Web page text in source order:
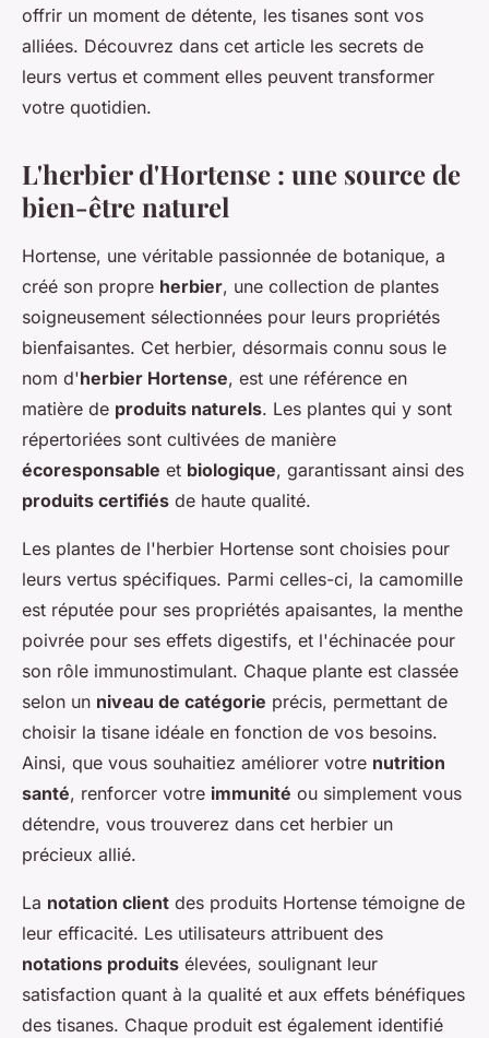
offrir un moment de détente, les tisanes sont vos
alliées. Découvrez dans cet article les secrets de
leurs vertus et comment elles peuvent transformer
votre quotidien.
L'herbier d'Hortense : une source de
bien-être naturel
Hortense, une véritable passionnée de botanique, a
créé son propre herbier, une collection de plantes
soigneusement sélectionnées pour leurs propriétés
bienfaisantes. Cet herbier, désormais connu sous le
nom d'herbier Hortense, est une référence en
matière de produits naturels. Les plantes qui y sont
répertoriées sont cultivées de manière
écoresponsable et biologique, garantissant ainsi des
produits certifiés de haute qualité.
Les plantes de l'herbier Hortense sont choisies pour
leurs vertus spécifiques. Parmi celles-ci, la camomille
est réputée pour ses propriétés apaisantes, la menthe
poivrée pour ses effets digestifs, et l'échinacée pour
son rôle immunostimulant. Chaque plante est classée
selon un niveau de catégorie précis, permettant de
choisir la tisane idéale en fonction de vos besoins.
Ainsi, que vous souhaitiez améliorer votre nutrition
santé, renforcer votre immunité ou simplement vous
détendre, vous trouverez dans cet herbier un
précieux allié.
La notation client des produits Hortense témoigne de
leur efficacité. Les utilisateurs attribuent des
notations produits élevées, soulignant leur
satisfaction quant à la qualité et aux effets bénéfiques
des tisanes. Chaque produit est également identifié